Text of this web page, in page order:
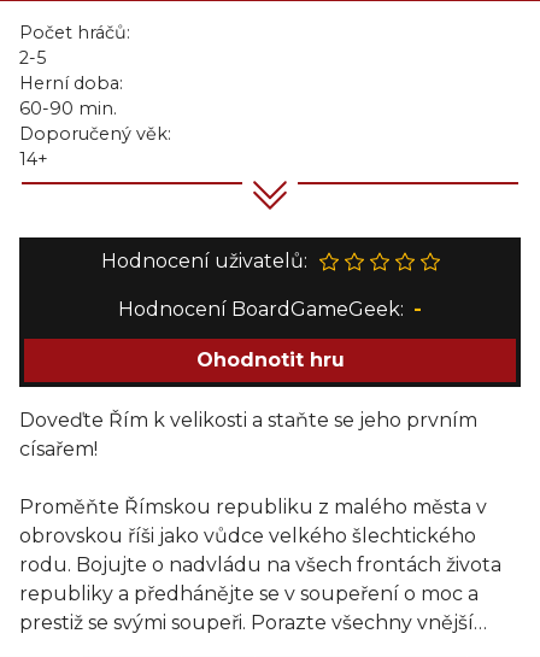
Počet hráčů:
2-5
Herní doba:
60-90 min.
Doporučený věk:
14+
Hodnocení uživatelů:
Hodnocení BoardGameGeek: -
Ohodnotit hru
Doveďte Řím k velikosti a staňte se jeho prvním
císařem!
Proměňte Římskou republiku z malého města v
obrovskou říši jako vůdce velkého šlechtického
rodu. Bojujte o nadvládu na všech frontách života
republiky a předhánějte se v soupeření o moc a
prestiž se svými soupeři. Porazte všechny vnější
nepřátele a zajistěte si nové provincie pro slávu